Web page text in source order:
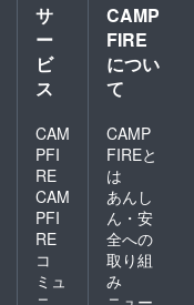
サ
ー
ビ
ス
CAM
PFI
RE
CAM
PFI
RE
コ
ミュ
CAMP
FIRE
につい
て
CAMP
FIREと
は
あんし
ん・安
全への
取り組
み